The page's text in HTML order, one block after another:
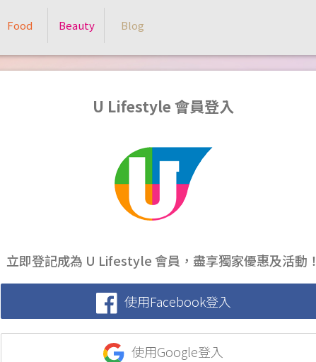
Food Beauty Blog
U Lifestyle 會員登入
立即登記成為 U Lifestyle 會員，盡享獨家優惠及活動！
使用Facebook登入
使用Google登入